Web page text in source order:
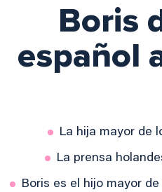
Boris
español
La hija mayor de
La prensa
Boris es el hijo mayor